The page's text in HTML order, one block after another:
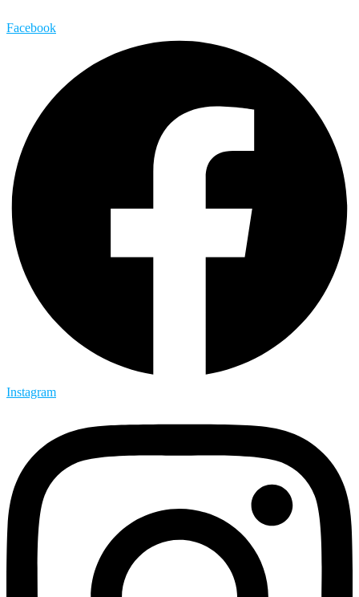
Facebook
Instagram